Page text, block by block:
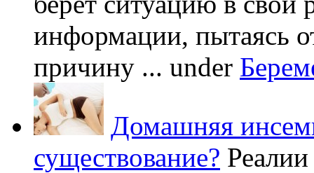
информации, пытаясь
причину ... under
Домашняя
существование?